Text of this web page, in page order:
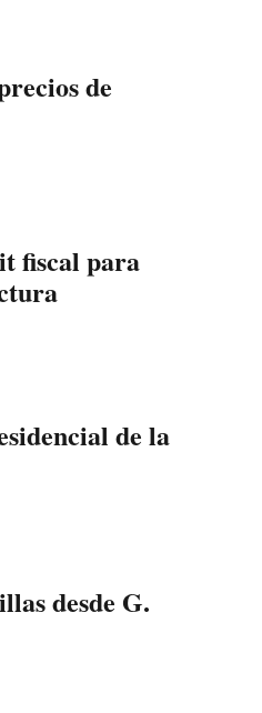
de
fiscal para
de la
desde G.